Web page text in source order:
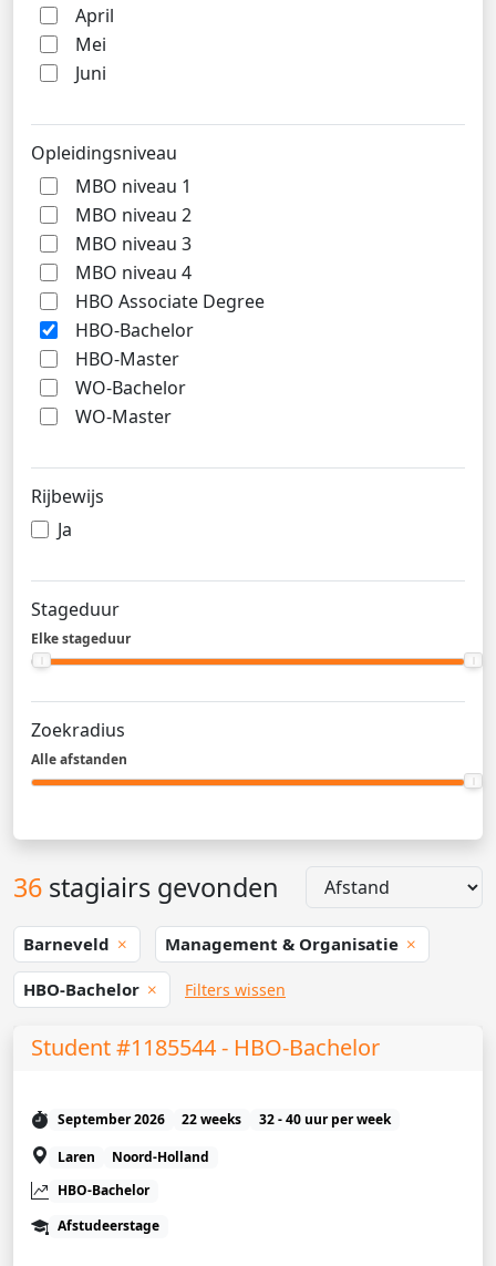
April
Mei
Juni
Opleidingsniveau
MBO niveau 1
MBO niveau 2
MBO niveau 3
MBO niveau 4
HBO Associate Degree
HBO-Bachelor
HBO-Master
WO-Bachelor
WO-Master
Rijbewijs
Ja
Stageduur
Elke stageduur
Zoekradius
Alle afstanden
36 stagiairs gevonden
Barneveld Management & Organisatie
HBO-Bachelor Filters wissen
Student #1185544 - HBO-Bachelor
September 2026 22 weeks
32 - 40 uur per week
Laren
Noord-Holland
HBO-Bachelor
Afstudeerstage